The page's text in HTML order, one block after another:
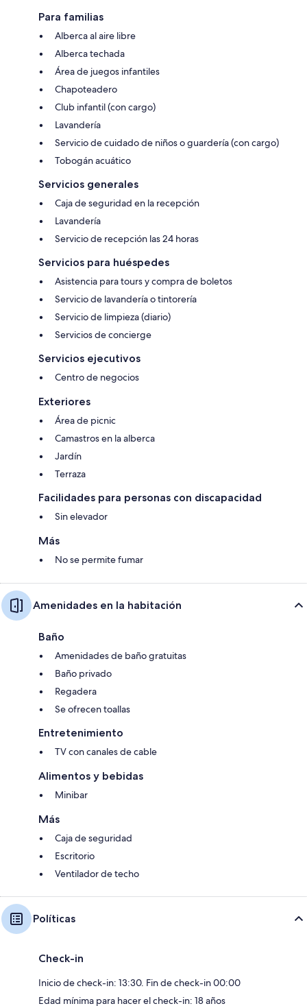
Para familias
Alberca al aire libre
Alberca techada
Área de juegos infantiles
Chapoteadero
Club infantil (con cargo)
Lavandería
Servicio de cuidado de niños o guardería (con cargo)
Tobogán acuático
Servicios generales
Caja de seguridad en la recepción
Lavandería
Servicio de recepción las 24 horas
Servicios para huéspedes
Asistencia para tours y compra de boletos
Servicio de lavandería o tintorería
Servicio de limpieza (diario)
Servicios de concierge
Servicios ejecutivos
Centro de negocios
Exteriores
Área de picnic
Camastros en la alberca
Jardín
Terraza
Facilidades para personas con discapacidad
Sin elevador
Más
No se permite fumar
Amenidades en la habitación
Baño
Amenidades de baño gratuitas
Baño privado
Regadera
Se ofrecen toallas
Entretenimiento
TV con canales de cable
Alimentos y bebidas
Minibar
Más
Caja de seguridad
Escritorio
Ventilador de techo
Políticas
Check-in
Inicio de check-in: 13:30. Fin de check-in 00:00
Edad mínima para hacer el check-in: 18 años